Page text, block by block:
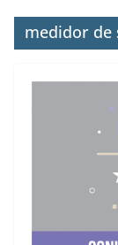
medidor de